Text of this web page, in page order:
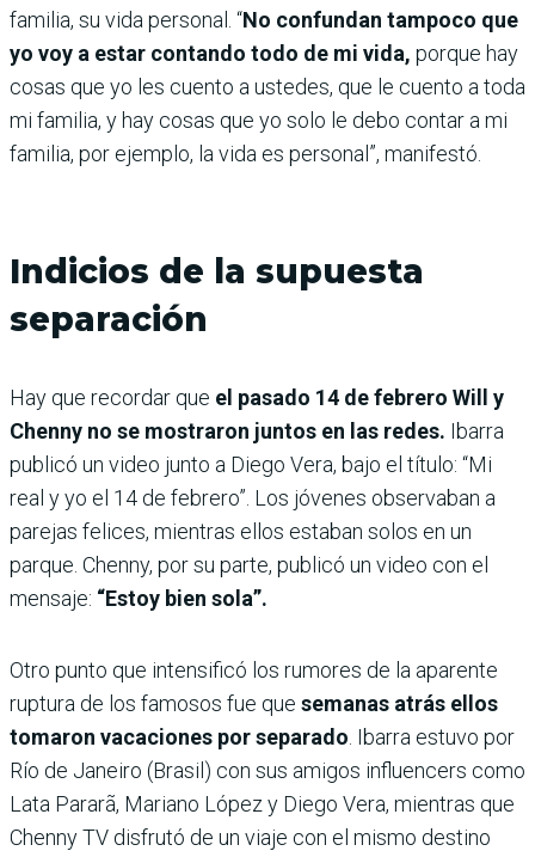
familia, su vida personal. “No confundan tampoco que
yo voy a estar contando todo de mi vida, porque hay
cosas que yo les cuento a ustedes, que le cuento a toda
mi familia, y hay cosas que yo solo le debo contar a mi
familia, por ejemplo, la vida es personal”, manifestó.
Indicios de la supuesta
separación
Hay que recordar que el pasado 14 de febrero Will y
Chenny no se mostraron juntos en las redes. Ibarra
publicó un video junto a Diego Vera, bajo el título: “Mi
real y yo el 14 de febrero”. Los jóvenes observaban a
parejas felices, mientras ellos estaban solos en un
parque. Chenny, por su parte, publicó un video con el
mensaje: “Estoy bien sola”.
Otro punto que intensificó los rumores de la aparente
ruptura de los famosos fue que semanas atrás ellos
tomaron vacaciones por separado Ibarra estuvo por
Río de Janeiro (Brasil) con sus amigos influencers como
Lata Pararã, Mariano López y Diego Vera, mientras que
Chenny TV disfrutó de un viaje con el mismo destino